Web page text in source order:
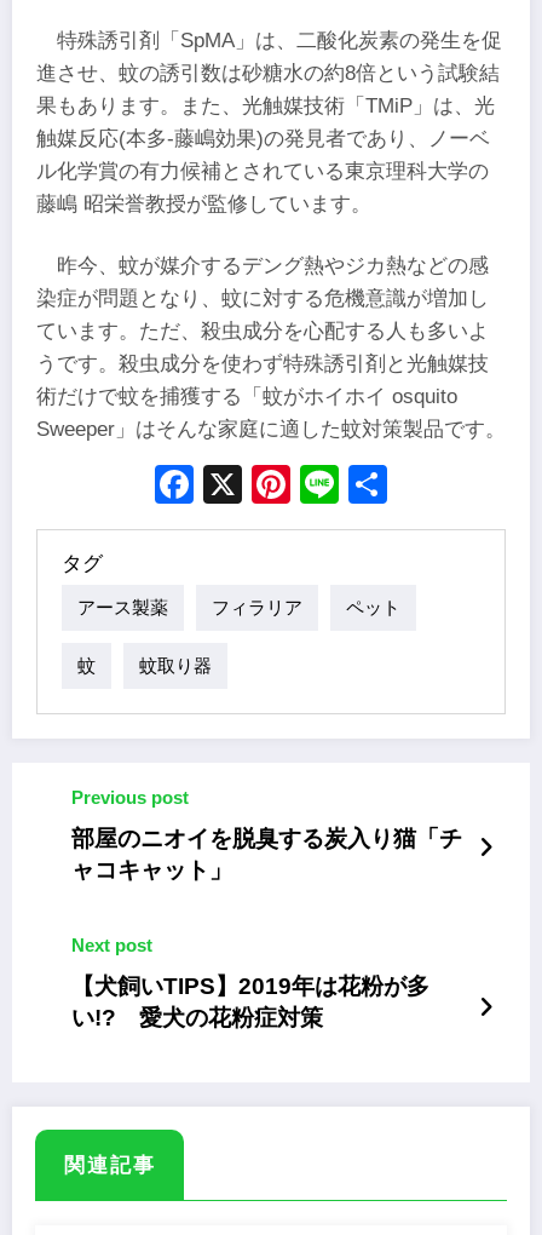
特殊誘引剤「SpMA」は、二酸化炭素の発生を促
進させ、蚊の誘引数は砂糖水の約8倍という試験結
果もあります。また、光触媒技術「TMiP」は、光
触媒反応(本多‐藤嶋効果)の発見者であり、ノーベ
ル化学賞の有力候補とされている東京理科大学の
藤嶋 昭栄誉教授が監修しています。
昨今、蚊が媒介するデング熱やジカ熱などの感
染症が問題となり、蚊に対する危機意識が増加し
ています。ただ、殺虫成分を心配する人も多いよ
うです。殺虫成分を使わず特殊誘引剤と光触媒技
術だけで蚊を捕獲する「蚊がホイホイ osquito
Sweeper」はそんな家庭に適した蚊対策製品です。
Facebook
X Pinterest
Line
タグ
アース製薬 フィラリア ペット
蚊 蚊取り器
Previous post
部屋のニオイを脱臭する炭入り猫「チ
ャコキャット」
Next post
【犬飼いTIPS】2019年は花粉が多
い!? 愛犬の花粉症対策
関連記事